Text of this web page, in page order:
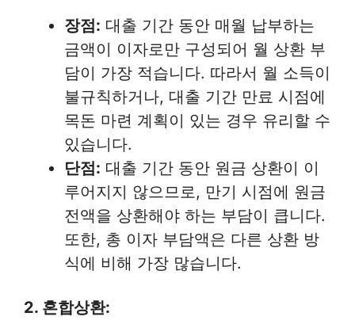
장점: 대출 기간 동안 매월 납부하는
금액이 이자로만 구성되어 월 상환 부
담이 가장 적습니다. 따라서 월 소득이
불규칙하거나, 대출 기간 만료 시점에
목돈 마련 계획이 있는 경우 유리할 수
있습니다.
단점: 대출 기간 동안 원금 상환이 이
루어지지 않으므로, 만기 시점에 원금
전액을 상환해야 하는 부담이 큽니다.
또한, 총 이자 부담액은 다른 상환 방
식에 비해 가장 많습니다.
2. 혼합상환: